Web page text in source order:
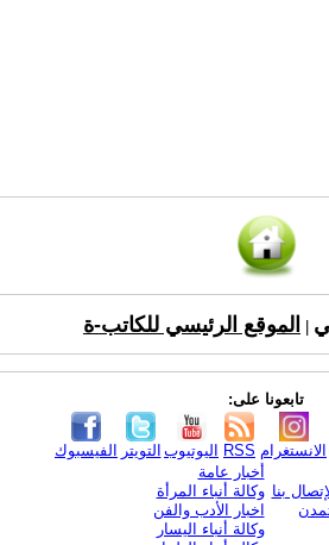
الموقع الرئيسي للكاتب-ة
تابعونا على:
الفيسبوك التويتر اليوتيوب RSS الانستغرام
بنا
أخبار عامة
وكالة أنباء المرأة
اخبار الأدب والفن
وكالة أنباء اليسار